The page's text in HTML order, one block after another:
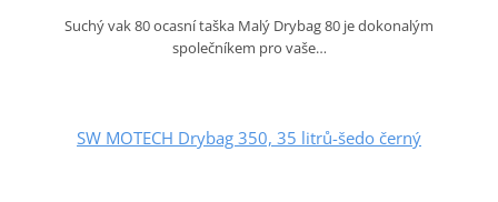
Suchý vak 80 ocasní taška Malý Drybag 80 je dokonalým
společníkem pro vaše…
SW MOTECH Drybag 350, 35 litrů-šedo černý